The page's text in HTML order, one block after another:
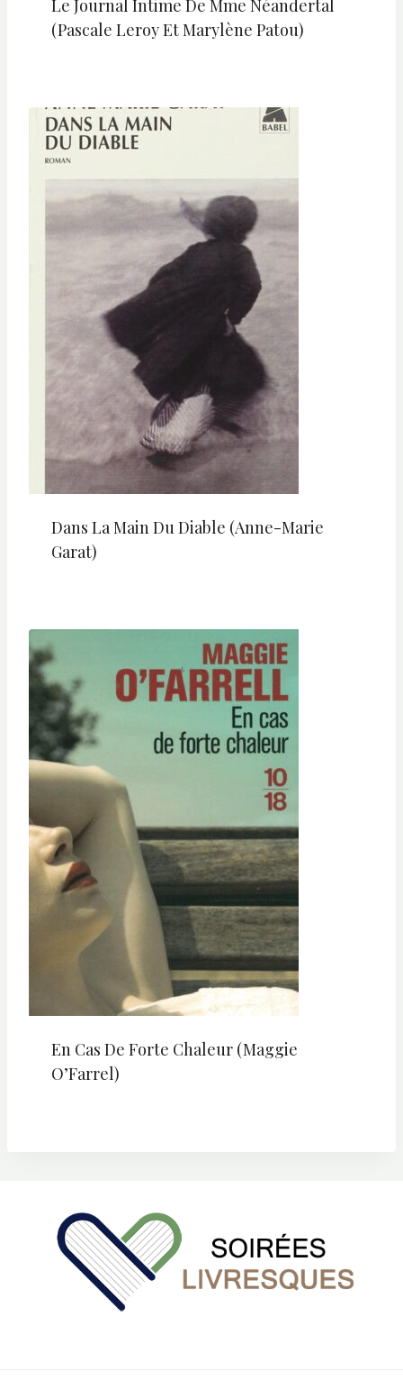
Le Journal Intime De Mme Néandertal
(Pascale Leroy Et Marylène Patou)
Dans La Main Du Diable (Anne-Marie
Garat)
En Cas De Forte Chaleur (Maggie
O’Farrel)